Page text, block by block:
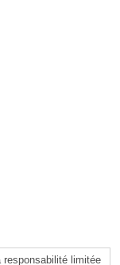
limitée